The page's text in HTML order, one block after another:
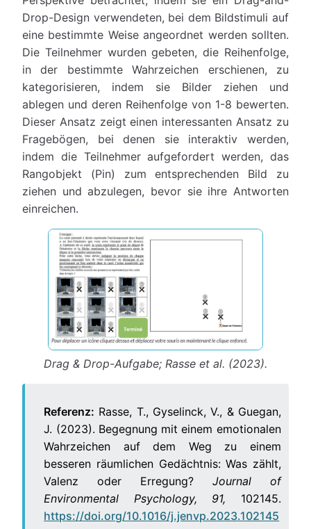
Drop-Design verwendeten, bei dem Bildstimuli auf
eine bestimmte Weise angeordnet werden sollten.
Die Teilnehmer wurden gebeten, die Reihenfolge,
in der bestimmte Wahrzeichen erschienen, zu
kategorisieren, indem sie Bilder ziehen und
ablegen und deren Reihenfolge von 1-8 bewerten.
Dieser Ansatz zeigt einen interessanten Ansatz zu
Fragebögen, bei denen sie interaktiv werden,
indem die Teilnehmer aufgefordert werden, das
Rangobjekt (Pin) zum entsprechenden Bild zu
ziehen und abzulegen, bevor sie ihre Antworten
einreichen.
Drag & Drop-Aufgabe; Rasse et al. (2023).
Referenz: Rasse, T., Gyselinck, V., & Guegan,
J. (2023). Begegnung mit einem emotionalen
Wahrzeichen auf dem Weg zu einem
besseren räumlichen Gedächtnis: Was zählt,
Valenz oder Erregung? Journal of
Environmental Psychology, 91, 102145.
https://doi.org/10.1016/j.jenvp.2023.102145